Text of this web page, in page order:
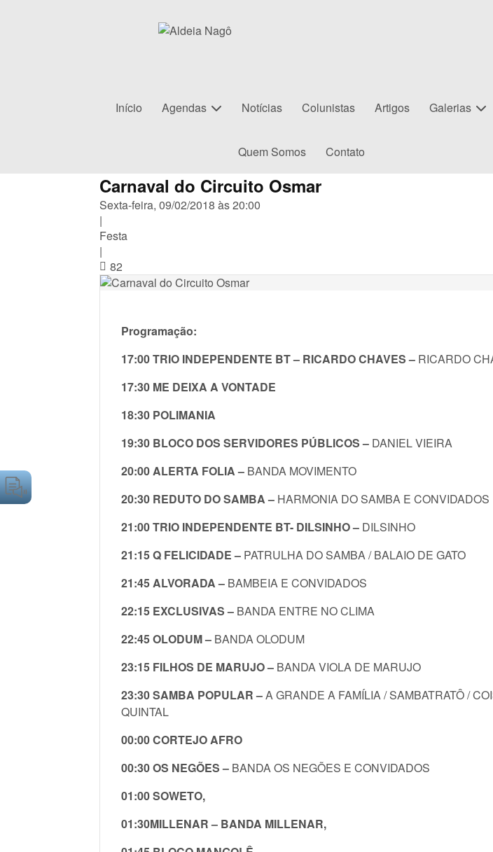
Início Agendas Notícias Colunistas Artigos Galerias
Quem Somos Contato
Carnaval do Circuito Osmar
Sexta-feira, 09/02/2018 às 20:00
|
Festa
|
82
Programação:
17:00 TRIO INDEPENDENTE BT – RICARDO CHAVES – RICARDO
17:30 ME DEIXA A VONTADE
18:30 POLIMANIA
19:30 BLOCO DOS SERVIDORES PÚBLICOS – DANIEL VIEIRA
20:00 ALERTA FOLIA – BANDA MOVIMENTO
20:30 REDUTO DO SAMBA – HARMONIA DO SAMBA E CONVIDADOS
21:00 TRIO INDEPENDENTE BT- DILSINHO – DILSINHO
21:15 Q FELICIDADE – PATRULHA DO SAMBA / BALAIO DE GATO
21:45 ALVORADA – BAMBEIA E CONVIDADOS
22:15 EXCLUSIVAS – BANDA ENTRE NO CLIMA
22:45 OLODUM – BANDA OLODUM
23:15 FILHOS DE MARUJO – BANDA VIOLA DE MARUJO
23:30 SAMBA POPULAR –A GRANDE A FAMÍLIA / SAMBATRATÔ /
QUINTAL
00:00 CORTEJO AFRO
00:30 OS NEGÕES – BANDA OS NEGÕES E CONVIDADOS
01:00 SOWETO,
01:30MILLENAR – BANDA MILLENAR,